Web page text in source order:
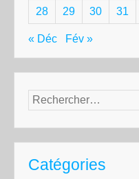
28 29 30 31
« Déc Fév »
Rechercher :
Catégories